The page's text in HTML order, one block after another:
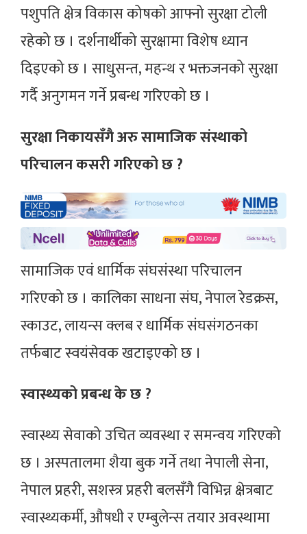
पशुपति क्षेत्र विकास कोषको आफ्नो सुरक्षा टोली
रहेको छ । दर्शनार्थीको सुरक्षामा विशेष ध्यान
दिइएको छ । साधुसन्त, महन्थ र भक्तजनको सुरक्षा
गर्दै अनुगमन गर्ने प्रबन्ध गरिएको छ ।
सुरक्षा निकायसँगै अरु सामाजिक संस्थाको
परिचालन कसरी गरिएको छ ?
सामाजिक एवं धार्मिक संघसंस्था परिचालन
गरिएको छ । कालिका साधना संघ, नेपाल रेडक्रस,
स्काउट, लायन्स क्लब र धार्मिक संघसंगठनका
तर्फबाट स्वयंसेवक खटाइएको छ ।
स्वास्थ्यको प्रबन्ध के छ ?
स्वास्थ्य सेवाको उचित व्यवस्था र समन्वय गरिएको
छ । अस्पतालमा शैया बुक गर्ने तथा नेपाली सेना,
नेपाल प्रहरी, सशस्त्र प्रहरी बलसँगै विभिन्न क्षेत्रबाट
स्वास्थ्यकर्मी, औषधी र एम्बुलेन्स तयार अवस्थामा